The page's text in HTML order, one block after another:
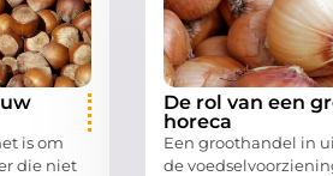
is om
die niet
De rol van een
horeca
Een groothandel in
de